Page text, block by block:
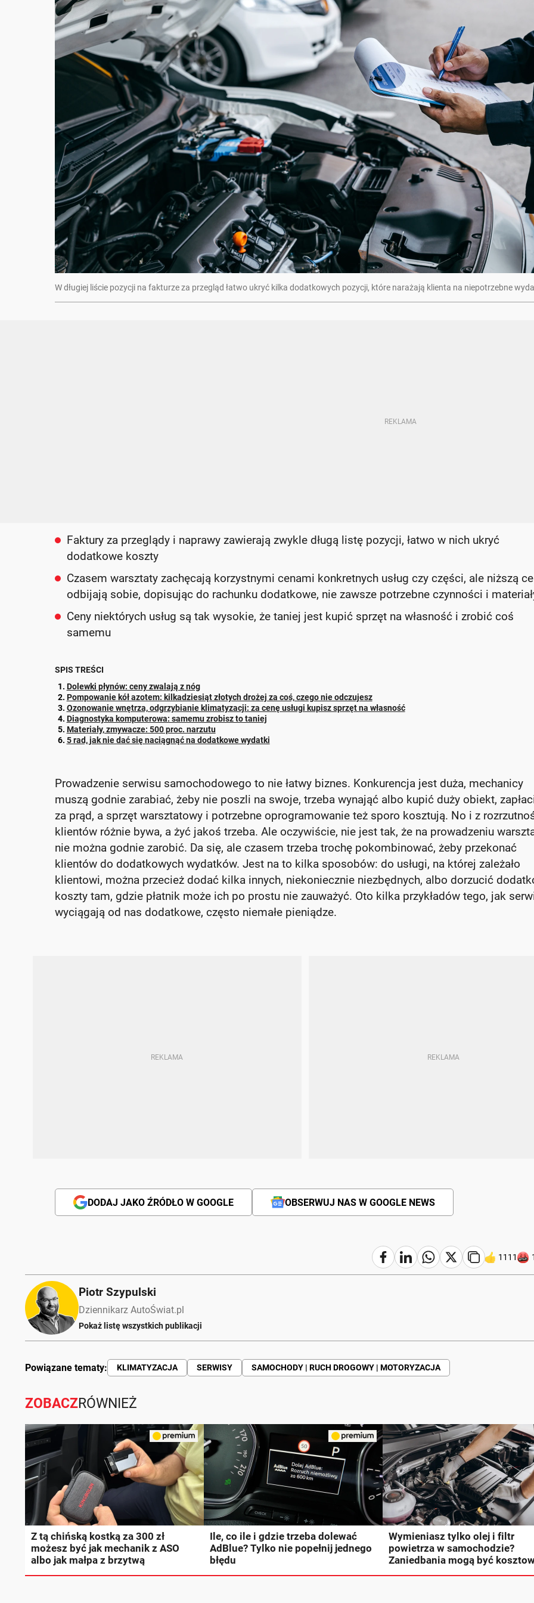
W długiej liście pozycji na fakturze za przegląd łatwo ukryć kilka dodatkowych pozycji, które narażają klienta na niepotrzebne
Faktury za przeglądy i naprawy zawierają zwykle długą listę pozycji, łatwo w nich ukryć
dodatkowe koszty
Czasem warsztaty zachęcają korzystnymi cenami konkretnych usług czy części, ale niższą
odbijają sobie, dopisując do rachunku dodatkowe, nie zawsze potrzebne czynności i
Ceny niektórych usług są tak wysokie, że taniej jest kupić sprzęt na własność i zrobić coś
samemu
SPIS TREŚCI
Dolewki płynów: ceny zwalają z nóg
Pompowanie kół azotem: kilkadziesiąt złotych drożej za coś, czego nie odczujesz
Ozonowanie wnętrza, odgrzybianie klimatyzacji: za cenę usługi kupisz sprzęt na własność
Diagnostyka komputerowa: samemu zrobisz to taniej
Materiały, zmywacze: 500 proc. narzutu
5 rad, jak nie dać się naciągnąć na dodatkowe wydatki
Prowadzenie serwisu samochodowego to nie łatwy biznes. Konkurencja jest duża, mechanicy
muszą godnie zarabiać, żeby nie poszli na swoje, trzeba wynająć albo kupić duży obiekt,
za prąd, a sprzęt warsztatowy i potrzebne oprogramowanie też sporo kosztują. No i z
klientów różnie bywa, a żyć jakoś trzeba. Ale oczywiście, nie jest tak, że na prowadzeniu
nie można godnie zarobić. Da się, ale czasem trzeba trochę pokombinować, żeby przekonać
klientów do dodatkowych wydatków. Jest na to kilka sposobów: do usługi, na której zależało
klientowi, można przecież dodać kilka innych, niekoniecznie niezbędnych, albo dorzucić
koszty tam, gdzie płatnik może ich po prostu nie zauważyć. Oto kilka przykładów tego, jak
wyciągają od nas dodatkowe, często niemałe pieniądze.
DODAJ JAKO ŹRÓDŁO W GOOGLE OBSERWUJ NAS W GOOGLE NEWS
1111
Piotr Szypulski
Dziennikarz AutoŚwiat.pl
Pokaż listę wszystkich publikacji
Powiązane tematy: KLIMATYZACJA SERWISY SAMOCHODY | RUCH DROGOWY | MOTORYZACJA
ZOBACZRÓWNIEŻ
Z tą chińską kostką za 300 zł
możesz być jak mechanik z ASO
albo jak małpa z brzytwą
Ile, co ile i gdzie trzeba dolewać
AdBlue? Tylko nie popełnij jednego
błędu
Wymieniasz tylko olej i filtr
powietrza w samochodzie?
Zaniedbania mogą być